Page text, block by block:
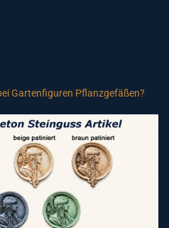
Gartenfiguren Pflanzgefäßen?